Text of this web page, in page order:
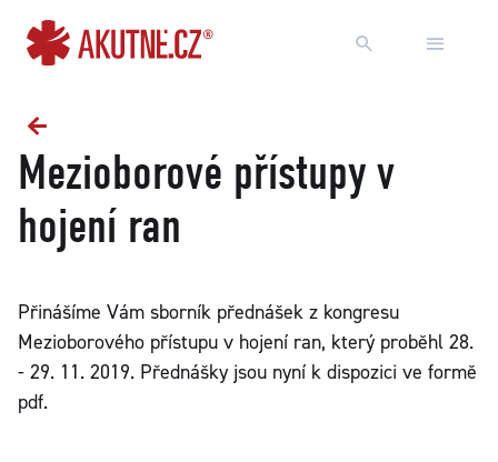
Mezioborové přístupy v
hojení ran
Přinášíme Vám sborník přednášek z kongresu
Mezioborového přístupu v hojení ran, který proběhl 28.
- 29. 11. 2019. Přednášky jsou nyní k dispozici ve formě
pdf.